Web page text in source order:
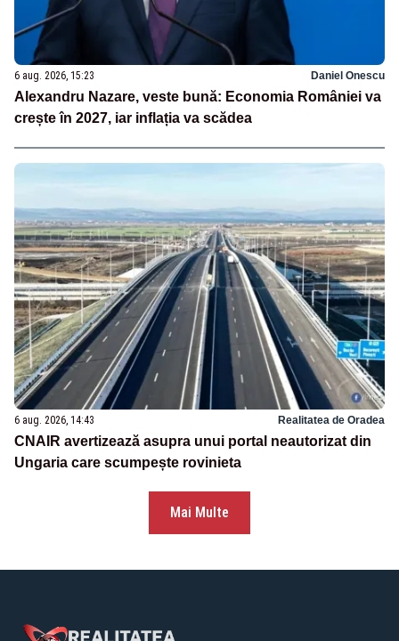
6 aug. 2026, 15:23 Daniel Onescu
Alexandru Nazare, veste bună: Economia României va
crește în 2027, iar inflația va scădea
6 aug. 2026, 14:43 Realitatea de Oradea
CNAIR avertizează asupra unui portal neautorizat din
Ungaria care scumpește rovinieta
Mai Multe